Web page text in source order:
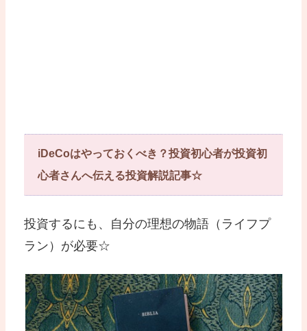
iDeCoはやっておくべき？投資初心者が投資初
心者さんへ伝える投資解説記事☆
投資するにも、自分の理想の物語（ライフプ
ラン）が必要☆